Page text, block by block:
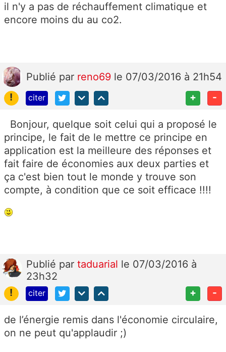
il n'y a pas de réchauffement climatique et
encore moins du au co2.
Publié par reno69 le 07/03/2016 à 21h54
!
citer + -
Bonjour, quelque soit celui qui a proposé le
principe, le fait de le mettre ce principe en
application est la meilleure des réponses et
fait faire de économies aux deux parties et
ça c'est bien tout le monde y trouve son
compte, à condition que ce soit efficace !!!!
Publié par taduarial le 07/03/2016 à
23h32
!
citer + -
de l’énergie remis dans l'économie circulaire,
on ne peut qu'applaudir ;)